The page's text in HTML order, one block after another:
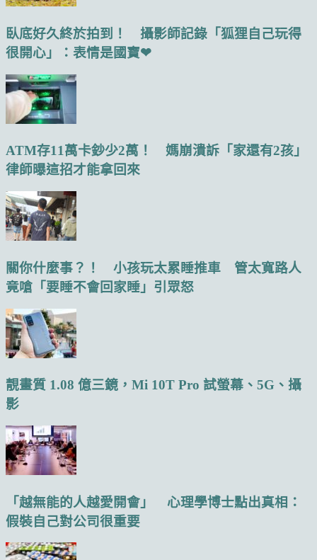
臥底好久終於拍到！ 攝影師記錄「狐狸自己玩得
很開心」：表情是國寶❤
ATM存11萬卡鈔少2萬！ 媽崩潰訴「家還有2孩」
律師曝這招才能拿回來
關你什麼事？！ 小孩玩太累睡推車 管太寬路人
竟嗆「要睡不會回家睡」引眾怒
靚畫質 1.08 億三鏡，Mi 10T Pro 試螢幕、5G、攝
影
「越無能的人越愛開會」 心理學博士點出真相：
假裝自己對公司很重要